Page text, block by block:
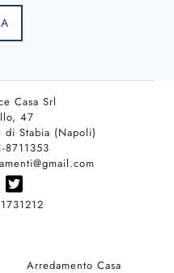
Casa Srl
47
di Stabia (Napoli)
8711353
Arredamento Casa